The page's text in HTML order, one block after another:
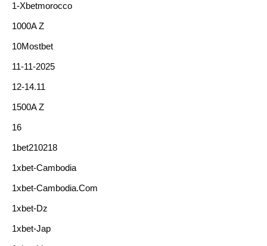
1-Xbetmorocco
1000A Z
10Mostbet
11-11-2025
12-14.11
1500A Z
16
1bet210218
1xbet-Cambodia
1xbet-Cambodia.com
1xbet-Dz
1xbet-Jap